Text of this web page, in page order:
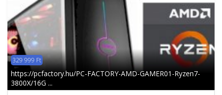
329 999 Ft
https://pcfactory.hu/PC-FACTORY-AMD-GAMER01-Ryzen7-
3800X/16G ...